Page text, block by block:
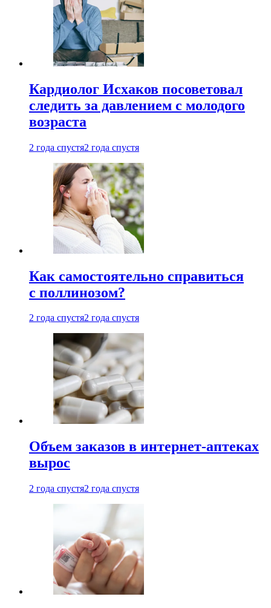
Кардиолог Исхаков посоветовал
следить за давлением с молодого
возраста
2 года спустя2 года спустя
Как самостоятельно справиться
с поллинозом?
2 года спустя2 года спустя
Объем заказов в интернет-аптеках
вырос
2 года спустя2 года спустя